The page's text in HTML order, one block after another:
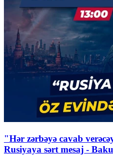
"Hər zərbəyə cavab
Rusiyaya sərt mesaj -